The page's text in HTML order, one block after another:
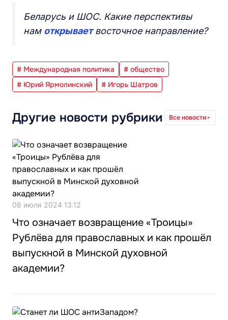
Беларусь и ШОС. Какие перспективы
нам открываетвосточное направление?
# Международная политика
# общество
# Юрий Ярмолинский
# Игорь Шатров
Другие новости рубрики Все новости
08 июля 2024 13:12
Что означает возвращение «Троицы»
Рублёва для православных и как прошёл
выпускной в Минской духовной
академии?